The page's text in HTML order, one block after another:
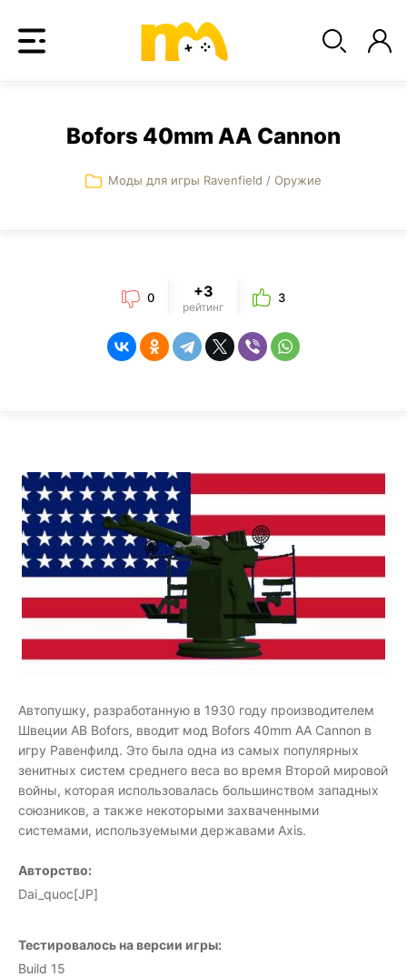
Bofors 40mm AA Cannon
Моды для игры Ravenfield / Оружие
0 +3
рейтинг
3
Автопушку, разработанную в 1930 году производителем
Швеции AB Bofors, вводит мод Bofors 40mm AA Cannon в
игру Равенфилд. Это была одна из самых популярных
зенитных систем среднего веса во время Второй мировой
войны, которая использовалась большинством западных
союзников, а также некоторыми захваченными
системами, используемыми державами Axis.
Авторство:
Dai_quoc[JP]
Тестировалось на версии игры:
Build 15